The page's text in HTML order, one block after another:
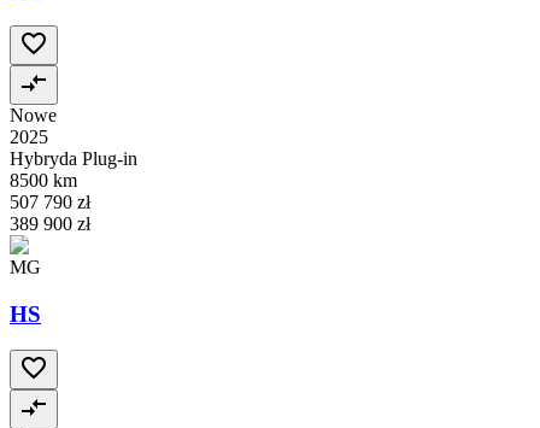
Nowe
2025
Hybryda Plug-in
8500 km
507 790 zł
389 900 zł
MG
HS